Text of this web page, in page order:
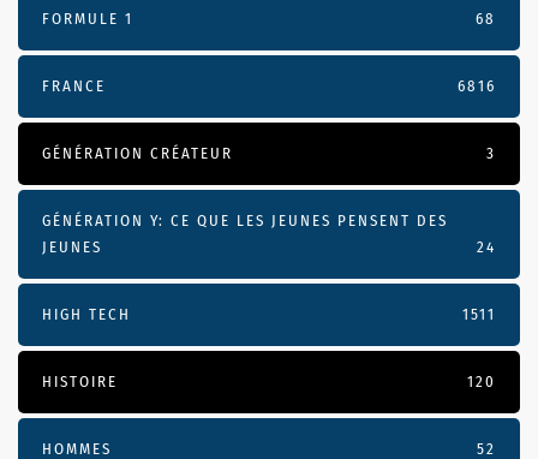
FORMULE 1 68
FRANCE 6816
GÉNÉRATION CRÉATEUR 3
GÉNÉRATION Y: CE QUE LES JEUNES PENSENT DES
JEUNES
24
HIGH TECH 1511
HISTOIRE 120
HOMMES 52